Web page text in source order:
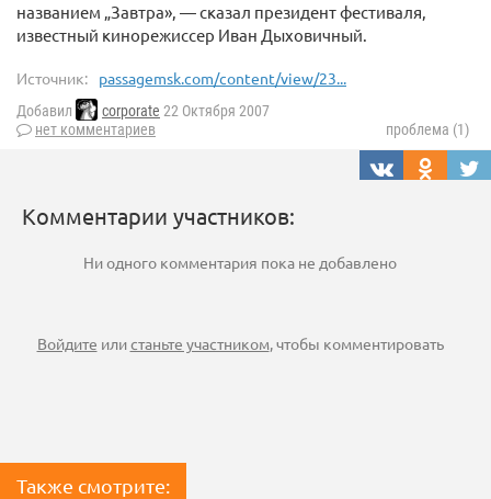
названием „Завтра», — сказал президент фестиваля,
известный кинорежиссер Иван Дыховичный.
Источник: passagemsk.com/content/view/23...
Добавил corporate 22 Октября 2007
нет комментариев
проблема (1)
Комментарии участников:
Ни одного комментария пока не добавлено
Войдите илистаньте участником, чтобы комментировать
Также смотрите: